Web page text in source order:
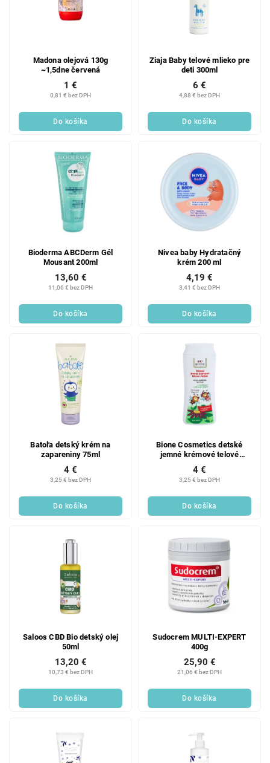
Madona olejová 130g
~1,5dne červená
0,81 € bez DPH
1 €
Do košíka
Ziaja Baby telové mlieko pre
deti 300ml
4,88 € bez DPH
6 €
Do košíka
Bioderma ABCDerm Gél
Mousant 200ml
11,06 € bez DPH
13,60 €
Do košíka
Nivea baby Hydratačný
krém 200 ml
3,41 € bez DPH
4,19 €
Do košíka
Batoľa detský krém na
zapareniny 75ml
3,25 € bez DPH
4 €
Do košíka
Bione Cosmetics detské
jemné krémové telové
3,25 € bez DPH
4 €
Do košíka
Saloos CBD Bio detský olej
50ml
10,73 € bez DPH
13,20 €
Do košíka
Sudocrem MULTI-EXPERT
400g
21,06 € bez DPH
25,90 €
Do košíka